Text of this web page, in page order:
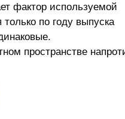
фактор используемой
по году выпуска
пространстве